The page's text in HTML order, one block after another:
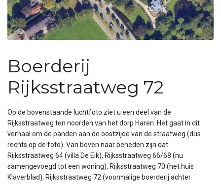
Boerderij
Rijksstraatweg 72
Op de bovenstaande luchtfoto ziet u een deel van de
Rijksstraatweg ten noorden van het dorp Haren. Het gaat in dit
verhaal om de panden aan de oostzijde van de straatweg (dus
rechts op de foto). Van boven naar beneden zijn dat:
Rijksstraatweg 64 (villa De Eik), Rijksstraatweg 66/68 (nu
samengevoegd tot een woning), Rijksstraatweg 70 (het huis
Klaverblad), Rijksstraatweg 72 (voormalige boerderij achter